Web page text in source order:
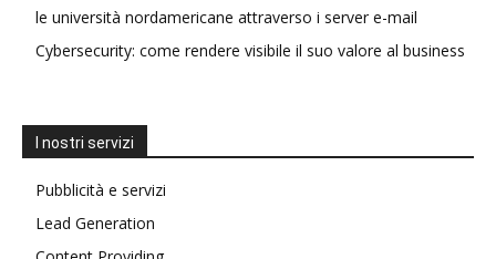
le università nordamericane attraverso i server e-mail
Cybersecurity: come rendere visibile il suo valore al business
I nostri servizi
Pubblicità e servizi
Lead Generation